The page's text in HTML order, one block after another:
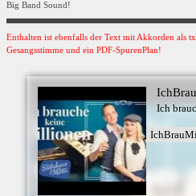
Big Band Sound!
Enthalten ist ebenfalls der Text mit Akkorden als
Gesangsstimme und ein PDF-SpurenPlan!